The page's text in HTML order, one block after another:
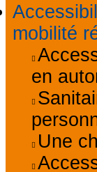
mobilité
en
Une